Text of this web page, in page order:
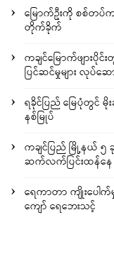
မြောက်ဦးကို စစ်တပ်
တိုက်ခိုက်
ကချင်မြောက်ဖျား
ပြင်ဆင်မှုများ လုပ်ဆေ
ရခိုင်ပြည် မြေပုံတွင်
နစ်မြုပ်
ကချင်ပြည် မြို့နယ် ၅
ဆက်လက်ပြင်းထန်နေ
ရေကာတာ ကျိုးပေါက်
ကျော် ရေဘေးသင့်